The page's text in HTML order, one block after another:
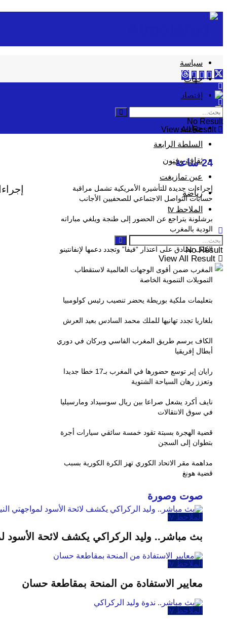
سياسة
جهات
إقتصاد
حوادث
السلطة الرابعة
ثقافة وفنون
عين تمازيغت
رياضة
الملاحظ tv
No Result
No Result
View All Result
24 ساعة
إجراءات جديدة للتأشيرة الأمريكية تشمل مراقبة
حسابات التواصل الاجتماعي للصحفيين الأجانب
برشلونة يتراجع عن الحضور إلى طنجة ويلغي مباراته
الودية بالمغرب
الكاف تصادق على اعتذار “فيفا” وتجدد دعمها لإنفانتينو
المغرب ضمن أقوى الوجهات العالمية لاستقطاب
التمويلات التنموية الخاصة
بتعليمات ملكية بوريطة يحضر تنصيب رئيس كولومبيا
بلغاريا تجدد تهانيها للملك محمد السادس بعيد العرش
الكاف يرسم طريق المغرب الفاسي وبركان في دوري
أبطال إفريقيا
رايان إير توسع حضورها في المغرب بـ17 خطا جديدا
وتعزز رهان السياحة الشتوية
نايف أكرد يشعل صراعا بين ريال سوسيداد ومارسيليا
في سوق الانتقالات
قضية الهجرة بسبتة تقود خمسة سائقي سيارات أجرة
بتطوان إلى السجن
مداهمة مقر الاتحاد الكوري تهز الكرة الكورية بسبب
قضية هونغ
صوت وصورة
الملاحظ tv
بث مباشر.. وليد الركراكي يكشف لائحة الأسود
الملاحظ tv
معايير الاستفادة من المنحة بمقاطعة حسان
الملاحظ tv